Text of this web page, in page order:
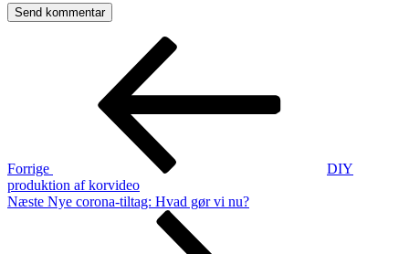
Indlægsnavigation
Forrige
DIY
produktion af korvideo
Næste
Næste Nye corona-tiltag: Hvad gør vi nu?